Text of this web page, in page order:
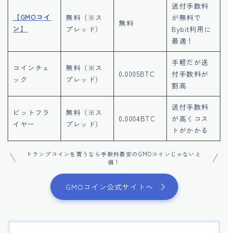
【GMOコイ
ン】
無料（※ス
プレッド）
無料
送付手数料
が無料で
Bybit利用に
最適！
コインチェ
ック
無料（※ス
プレッド）
0.0005BTC
手軽だが送
付手数料が
割高
ビットフラ
イヤー
無料（※ス
プレッド）
0.0004BTC
送付手数料
が高くコス
トがかかる
トランプコインを買うなら手数料最安のGMOコインじゃないと
損！
GMOコイン公式サイトへ